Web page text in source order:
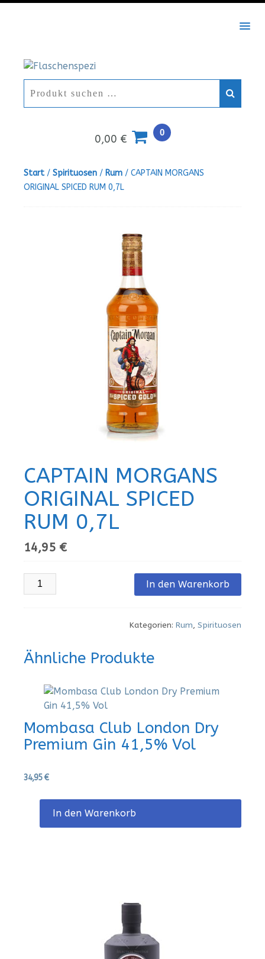
0,00 €
0
Start/ Spirituosen / Rum / CAPTAIN MORGANS
ORIGINAL SPICED RUM 0,7L
CAPTAIN MORGANS
ORIGINAL SPICED
RUM 0,7L
14,95 €
CAPTAIN
MORGANS
0,7L
Menge
In den Warenkorb
Kategorien: Rum, Spirituosen
Ähnliche Produkte
Mombasa Club London Dry
Premium Gin 41,5% Vol
34,95€
In den Warenkorb